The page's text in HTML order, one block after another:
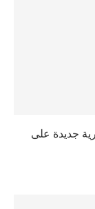
جديدة على